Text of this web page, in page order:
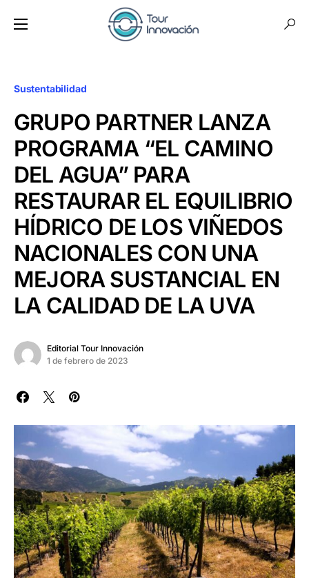
Sustentabilidad
GRUPO PARTNER LANZA
PROGRAMA “EL CAMINO
DEL AGUA” PARA
RESTAURAR EL EQUILIBRIO
HÍDRICO DE LOS VIÑEDOS
NACIONALES CON UNA
MEJORA SUSTANCIAL EN
LA CALIDAD DE LA UVA
Editorial Tour Innovación
1 de febrero de 2023